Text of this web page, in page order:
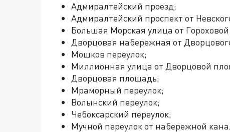
Адмиралтейский проезд;
Адмиралтейский проспект от
Большая Морская улица от Гороховой
Дворцовая набережная от
Мошков переулок;
Миллионная улица от Дворцовой
Дворцовая площадь;
Мраморный переулок;
Волынский переулок;
Чебоксарский переулок;
Мучной переулок от набережной